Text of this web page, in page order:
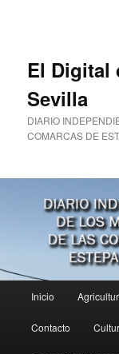
El Digital
Sevilla
DIARIO
COMARCAS DE
principal
Inicio
Contacto